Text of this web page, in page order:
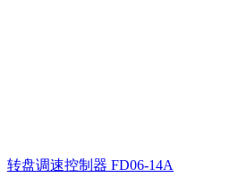
转盘调速控制器 FD06-14A